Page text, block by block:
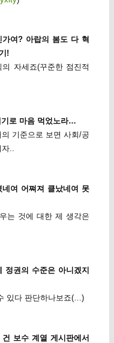
여? 아랍의 봄도 다 혁
!
자세죠(꾸준한 점진적
로 마음 먹었노라…
기준으로 보면 사회/공
자..
여 어쪄져 클났네여 못
는 것에 대한 제 생각은
권의 수준은 아니겠지
있다 판단하나보죠(…)
보수 계열 게시판에서